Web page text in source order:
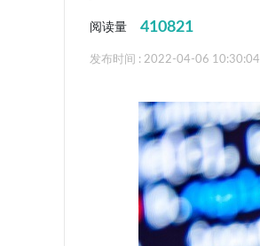
阅读量 410821
发布时间 : 2022-04-06 10:30:04